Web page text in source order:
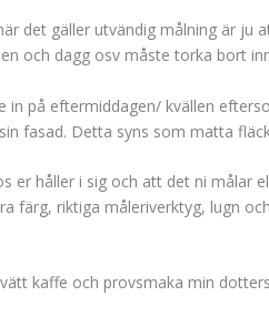
det gäller utvändig målning är
och dagg osv måste torka bort
in på eftermiddagen/ kvällen
fasad. Detta syns som matta
er håller i sig och att det ni målar
färg, riktiga måleriverktyg, lugn
kaffe och provsmaka min